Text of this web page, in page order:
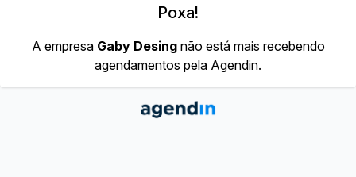
Poxa!
A empresa Gaby Desingnão está mais recebendo
agendamentos pela Agendin.